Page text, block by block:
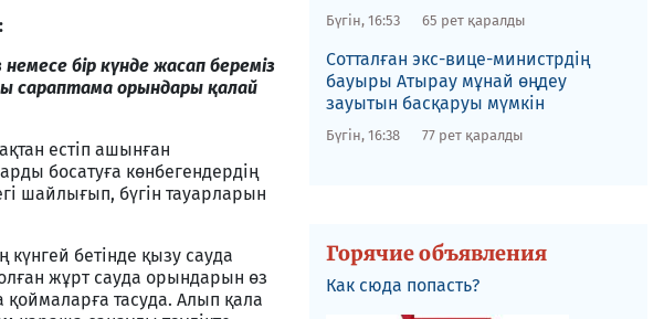
бір күнде жасап береміз
сараптама орындары қалай
естіп ашынған
босатуға көнбегендердің
шайлығып, бүгін тауарларын
күнгей бетінде қызу сауда
жұрт сауда орындарын өз
тасуда. Алып қала
Бүгін, 16:53 65 рет қаралды
​Сотталған экс-вице-министрдің
бауыры Атырау мұнай өңдеу
зауытын басқаруы мүмкін
Бүгін, 16:38 77 рет қаралды
Горячие объявления
Как сюда попасть?